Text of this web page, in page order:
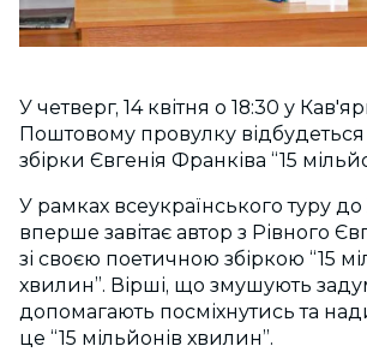
У четверг, 14 квітня о 18:30 у
Поштовому провулку відбудеться
збірки Євгенія Франківа “15
У рамках всеукраїнського туру
вперше завітає автор з Рівного
зі своєю поетичною збіркою “15
хвилин”. Вірші, що змушують
допомагають посміхнутись та
це “15 мільйонів хвилин”.